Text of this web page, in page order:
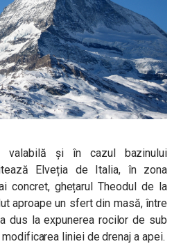
valabilă și în cazul bazinului
Elveția de Italia, în zona
concret, ghețarul Theodul de la
aproape un sfert din masă, între
dus la expunerea rocilor de sub
liniei de drenaj a apei.